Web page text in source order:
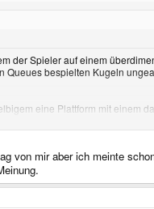
der Spieler auf einem
bespielten Kugeln
eine Plattform mit einem
und Hindernissen vorbei in
Pinball-Elementen.
von mir aber ich meinte